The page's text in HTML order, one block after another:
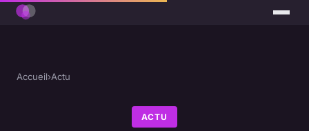
Accueil›Actu
ACTU